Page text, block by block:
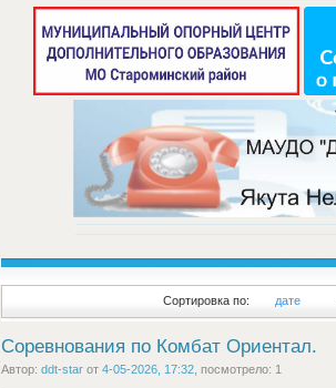
Сортировка по: дате
Соревнования по Комбат Ориентал.
Автор: ddt-star от 4-05-2026, 17:32 , посмотрело: 1